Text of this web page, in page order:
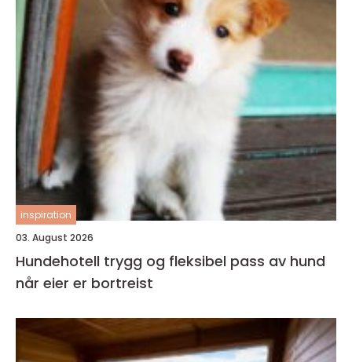
inspiration
03. August 2026
Hundehotell trygg og fleksibel pass av hund
når eier er bortreist